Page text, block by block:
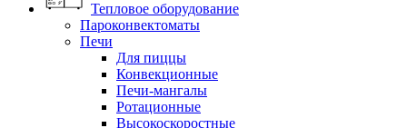
Тепловое оборудование
Пароконвектоматы
Печи
Для пиццы
Конвекционные
Печи-мангалы
Ротационные
Высокоскоростные